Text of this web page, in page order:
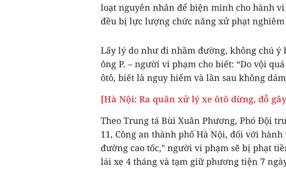
loạt nguyên nhân để biện minh cho hành
đều bị lực lượng chức năng xử phạt
Lấy lý do như đi nhầm đường, không chú ý
ông P. – người vi phạm cho biết: “Do vội
ôtô, biết là nguy hiểm và lần sau không
[Hà Nội: Ra quân xử lý xe ôtô dừng, đỗ
Theo Trung tá Bùi Xuân Phương, Phó Đội
11, Công an thành phố Hà Nội, đối với
đường cao tốc," người vi phạm sẽ bị phạt
lái xe 4 tháng và tạm giữ phương tiện 7